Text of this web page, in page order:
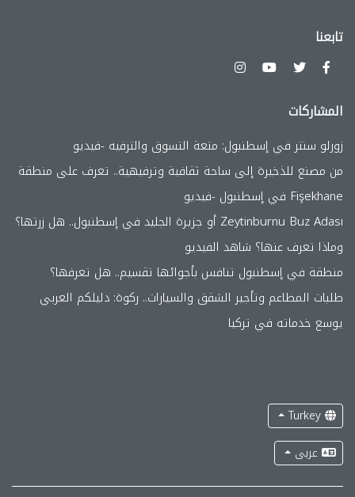
تابعنا
المشاركات
زورلو سنتر في إسطنبول: متعة التسوق والترفيه -فيديو
من مصنع للذخيرة إلى ساحة ثقافية وترفيهية.. تعرف على منطقة
Fişekhane في إسطنبول -فيديو
Zeytinburnu Buz Adası أو جزيرة الجليد في إسطنبول.. هل زرتها؟
وماذا تعرف عنها؟ شاهد الفيديو
منطقة في إسطنبول تنافس بأجوائها تقسيم.. هل تعرفها؟
طلبات المطاعم وتأجير الشقق والسيارات.. ركوة: دليلكم العربي
يوسع خدماته في تركيا
Turkey
عربى